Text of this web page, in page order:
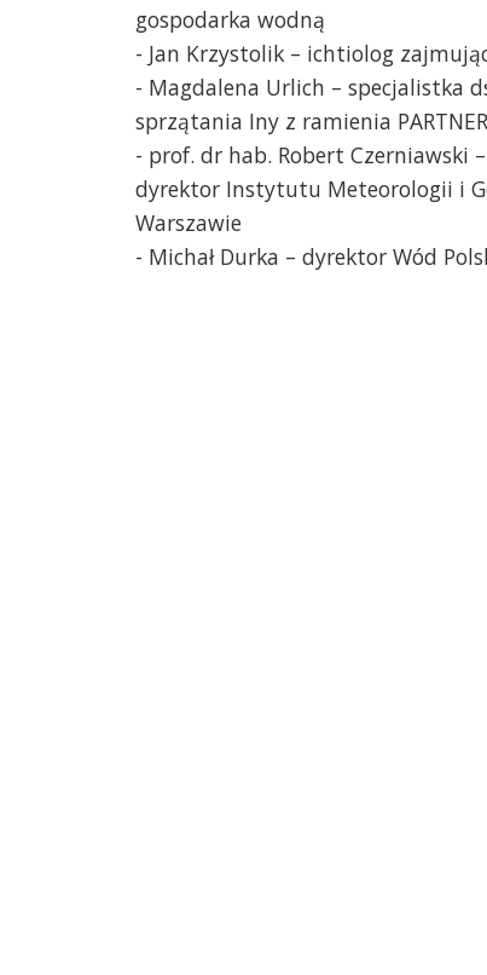
gospodarka wodną
- Jan Krzystolik – ichtiolog
- Magdalena Urlich – specjalistka
sprzątania Iny z ramienia
- prof. dr hab. Robert Czerniawski
dyrektor Instytutu Meteorologii i
Warszawie
- Michał Durka – dyrektor Wód